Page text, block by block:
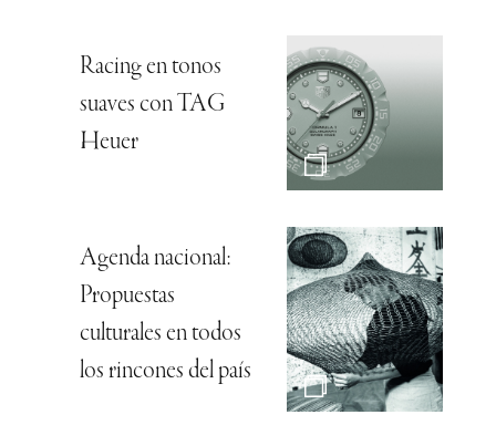
Racing en tonos
suaves con TAG
Heuer
Agenda nacional:
Propuestas
culturales en todos
los rincones del país